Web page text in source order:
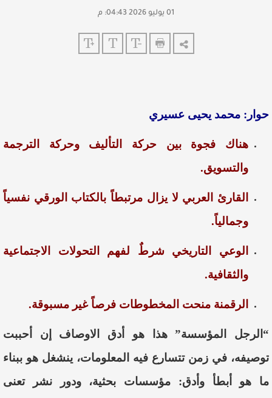
01 يوليو 2026 04:43: م
حوار: محمد يحيى عسيري
هناك فجوة بين حركة التأليف وحركة الترجمة
والتسويق.
القارئ العربي لا يزال مرتبطاً بالكتاب الورقي نفسياً
وجمالياً.
الوعي التاريخي شرطٌ لفهم التحولات الاجتماعية
والثقافية.
الرقمنة منحت المخطوطات فرصاً غير مسبوقة.
“الرجل المؤسسة” هذا هو أدق الاوصاف إن أحببت
توصيفه، في زمن تتسارع فيه المعلومات، ينشغل هو ببناء
ما هو أبطأ وأدق: مؤسسات بحثية، ودور نشر تعنى